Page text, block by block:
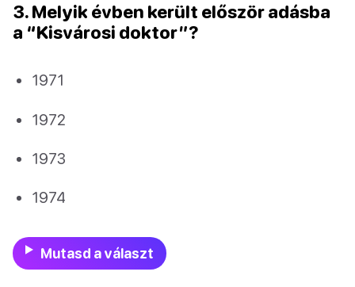
3. Melyik évben került először adásba
a “Kisvárosi doktor”?
1971
1972
1973
1974
Mutasd a választ